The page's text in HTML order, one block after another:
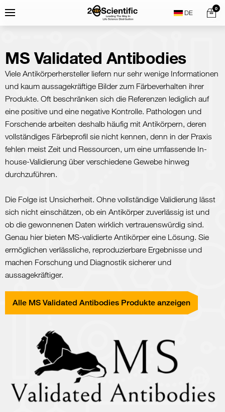
toMenu
Home
0
MS Validated Antibodies
Viele Antikörperhersteller liefern nur sehr wenige Informationen
und kaum aussagekräftige Bilder zum Färbeverhalten ihrer
Produkte. Oft beschränken sich die Referenzen lediglich auf
eine positive und eine negative Kontrolle. Pathologen und
Forschende arbeiten deshalb häufig mit Antikörpern, deren
vollständiges Färbeprofil sie nicht kennen, denn in der Praxis
fehlen meist Zeit und Ressourcen, um eine umfassende In-
house-Validierung über verschiedene Gewebe hinweg
durchzuführen.
Die Folge ist Unsicherheit. Ohne vollständige Validierung lässt
sich nicht einschätzen, ob ein Antikörper zuverlässig ist und
ob die gewonnenen Daten wirklich vertrauenswürdig sind.
Genau hier bieten MS-validierte Antikörper eine Lösung. Sie
ermöglichen verlässliche, reproduzierbare Ergebnisse und
machen Forschung und Diagnostik sicherer und
aussagekräftiger.
Alle MS Validated Antibodies Produkte anzeigen